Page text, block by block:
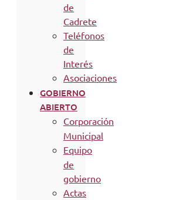
de
Cadrete
Teléfonos
de
Interés
Asociaciones
GOBIERNO
ABIERTO
Corporación
Municipal
Equipo
de
gobierno
Actas